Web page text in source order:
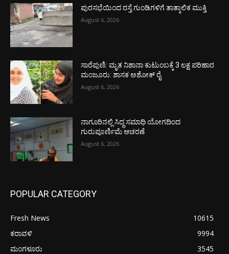
ಪುರಸಭೆಯಿಂದ ರಸ್ತೆ ಗುಂಡಿಗಳಿಗೆ ತಾತ್ಕಾಲಿಕ ಮುಕ್ತಿ
August 6, 2026
ಸಾರೆಪುಣಿ: ಮೃತ ನಿಶಾನಾ ಕುಟುಂಬಕ್ಕೆ 3 ಲಕ್ಷ ಪರಿಹಾರ
ಮಂಜೂರು: ಶಾಸಕ ಅಶೋಕ್ ರೈ
August 6, 2026
ನಾಗೂರಿನಲ್ಲಿ ಸಿದ್ಧ ಸಮಾಧಿ ಯೋಗದಿಂದ
ಗುರುಪೂರ್ಣಿಮೆ ಆಚರಣೆ
August 6, 2026
POPULAR CATEGORY
Fresh News
10615
ಕರಾವಳಿ
9994
ಮಂಗಳೂರು
3545